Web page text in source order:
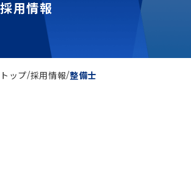
採用情報
トップ 採用情報 整備士